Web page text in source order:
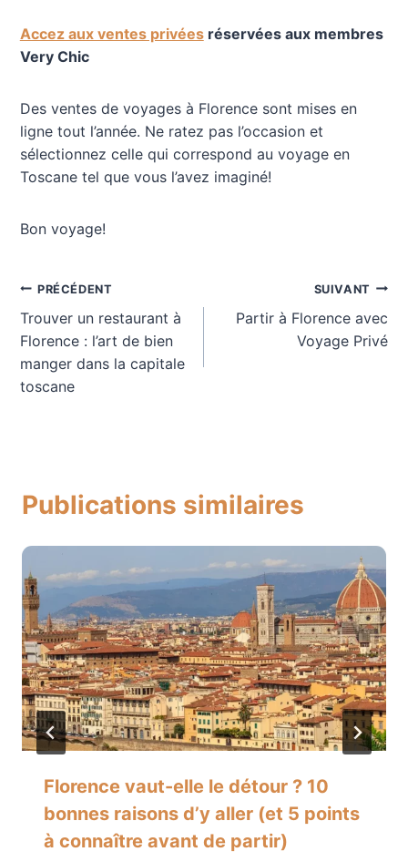
Accez aux ventes privéesréservées aux membres
Very Chic
Des ventes de voyages à Florence sont mises en
ligne tout l’année. Ne ratez pas l’occasion et
sélectionnez celle qui correspond au voyage en
Toscane tel que vous l’avez imaginé!
Bon voyage!
Navigation
de
l’article
PRÉCÉDENT
Trouver un restaurant à
Florence : l’art de bien
manger dans la capitale
toscane
SUIVANT
Partir à Florence avec
Voyage Privé
Publications similaires
Florence vaut-elle le détour ? 10
bonnes raisons d’y aller (et 5 points
à connaître avant de partir)